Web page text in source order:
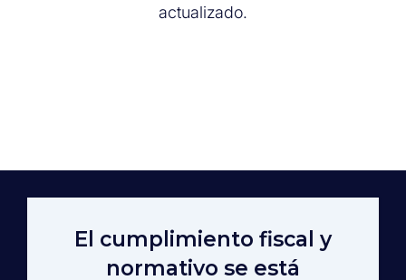
actualizado.
El cumplimiento fiscal y
normativo se está